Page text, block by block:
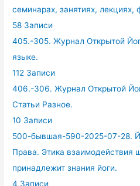
семинарах, занятиях, лекциях,
58 Записи
405.-305. Журнал Открытой
языке.
112 Записи
406.-306. Журнал Открытой
Статьи Разное.
10 Записи
500-бывшая-590-2025-07-28.
Права. Этика взаимодействия
принадлежит знания йоги.
4 Записи